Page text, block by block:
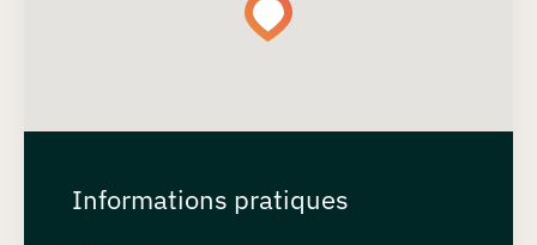
Informations pratiques